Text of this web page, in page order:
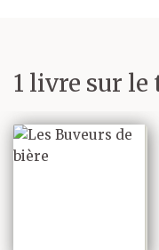
1 livre sur le